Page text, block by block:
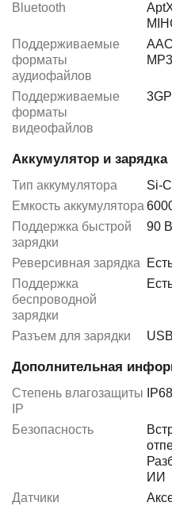
Bluetooth
Поддерживаемые
форматы
аудиофайлов
AAC
MP3
Поддерживаемые
форматы
видеофайлов
3GP
Аккумулятор и зарядка
Тип аккумулятора
Si-
Емкость аккумулятора
Поддержка быстрой
зарядки
90
Реверсивная зарядка
Поддержка
беспроводной
зарядки
Разъем для зарядки
Дополнительная
Степень влагозащиты
IP
IP68
Безопасность
ИИ
Датчики